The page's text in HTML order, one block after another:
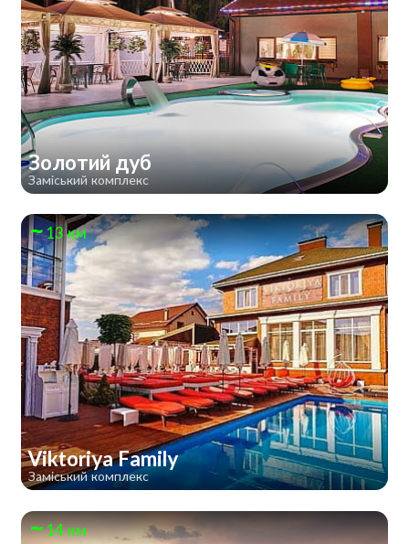
Золотий дуб
Заміський комплекс
13 км
Viktoriya Family
Заміський комплекс
14 км